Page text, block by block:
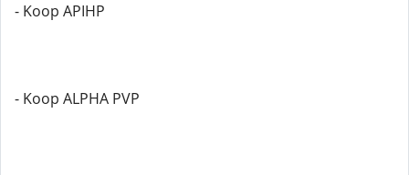
- Koop APIHP
- Koop ALPHA PVP